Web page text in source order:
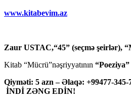
www.kitabevim.az
Zaur USTAC,“45” (seçmə şeirlər),
Kitab “Mücrü”nəşriyyatının “Poeziya”
Qiyməti: 5 azn – Əlaqə: +99477-345-
İNDİ ZƏNG EDİN!